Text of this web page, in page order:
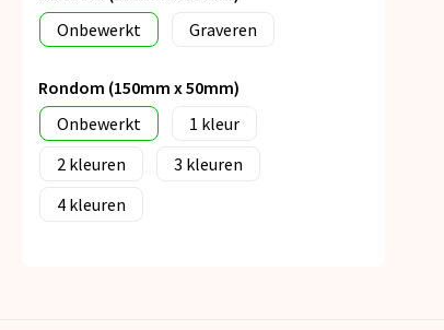
Onbewerkt
Graveren
Rondom (150mm x 50mm)
Onbewerkt
1
2
3
4